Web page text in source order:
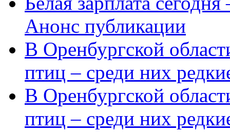
Анонс публикации
В Оренбургской
птиц – среди них
В Оренбургской
птиц – среди них